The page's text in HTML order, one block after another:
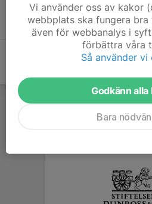
Inget referat
Vi använder oss av kakor
webbplats ska fungera
även för webbanalys i
förbättra våra
Så använder vi
Godkänn alla
Bara